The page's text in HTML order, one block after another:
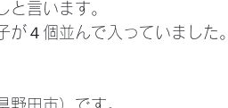
と言います。
４個並んで入っていました。
野田市）です。